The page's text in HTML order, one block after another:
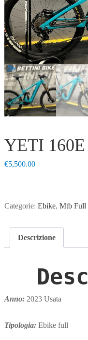
YETI 160E
€5,500.00
Categorie: Ebike, Mtb Full
Descrizione
Anno: 2023 Usata
Tipologia:Ebike full